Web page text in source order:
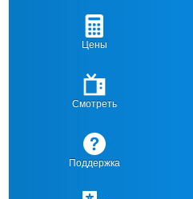
Цены
Смотреть
Поддержка